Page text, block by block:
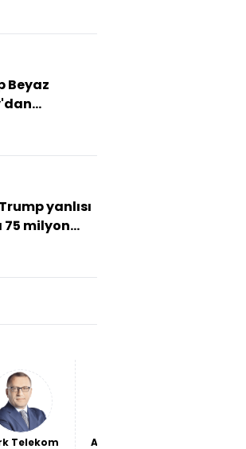
Telekom
Ağa Camii'nin
Beyaz
yanlısı
75 milyon